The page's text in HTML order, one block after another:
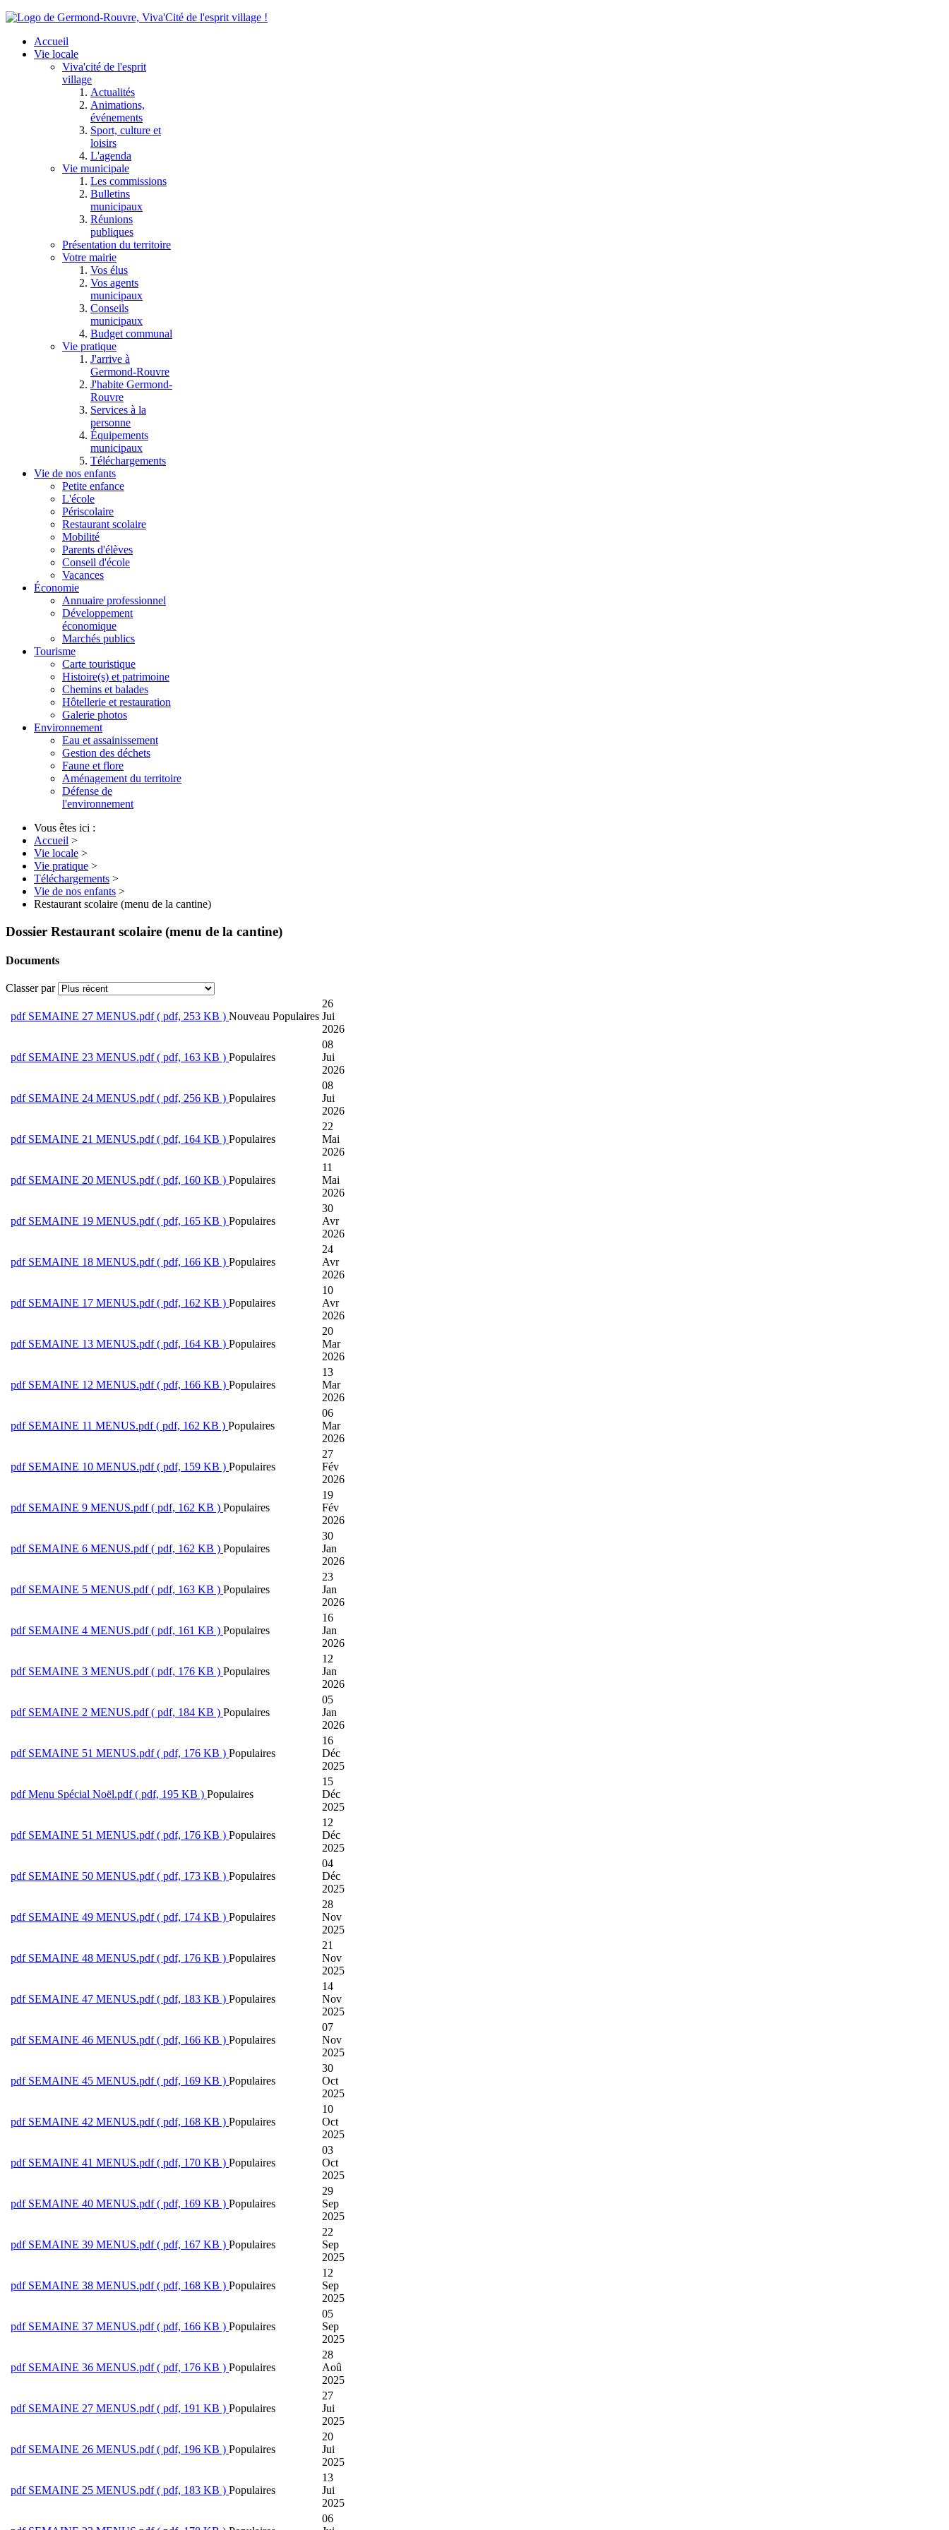
Accueil
Vie locale
Viva'cité de l'esprit
village
Actualités
Animations,
événements
Sport, culture et
loisirs
L'agenda
Vie municipale
Les commissions
Bulletins
municipaux
Réunions
publiques
Présentation du territoire
Votre mairie
Vos élus
Vos agents
municipaux
Conseils
municipaux
Budget communal
Vie pratique
J'arrive à
Germond-Rouvre
J'habite Germond-
Rouvre
Services à la
personne
Équipements
municipaux
Téléchargements
Vie de nos enfants
Petite enfance
L'école
Périscolaire
Restaurant scolaire
Mobilité
Parents d'élèves
Conseil d'école
Vacances
Économie
Annuaire professionnel
Développement
économique
Marchés publics
Tourisme
Carte touristique
Histoire(s) et patrimoine
Chemins et balades
Hôtellerie et restauration
Galerie photos
Environnement
Eau et assainissement
Gestion des déchets
Faune et flore
Aménagement du territoire
Défense de
l'environnement
Vous êtes ici :
Accueil >
Vie locale >
Vie pratique >
Téléchargements >
Vie de nos enfants >
Restaurant scolaire (menu de la cantine)
Dossier Restaurant scolaire (menu de la cantine)
Documents
Classer par
pdf SEMAINE 27 MENUS.pdf ( pdf, 253 KB ) Nouveau Populaires
26
Jui
2026
pdf SEMAINE 23 MENUS.pdf ( pdf, 163 KB ) Populaires
08
Jui
2026
pdf SEMAINE 24 MENUS.pdf ( pdf, 256 KB ) Populaires
08
Jui
2026
pdf SEMAINE 21 MENUS.pdf ( pdf, 164 KB ) Populaires
22
Mai
2026
pdf SEMAINE 20 MENUS.pdf ( pdf, 160 KB ) Populaires
11
Mai
2026
pdf SEMAINE 19 MENUS.pdf ( pdf, 165 KB ) Populaires
30
Avr
2026
pdf SEMAINE 18 MENUS.pdf ( pdf, 166 KB ) Populaires
24
Avr
2026
pdf SEMAINE 17 MENUS.pdf ( pdf, 162 KB ) Populaires
10
Avr
2026
pdf SEMAINE 13 MENUS.pdf ( pdf, 164 KB ) Populaires
20
Mar
2026
pdf SEMAINE 12 MENUS.pdf ( pdf, 166 KB ) Populaires
13
Mar
2026
pdf SEMAINE 11 MENUS.pdf ( pdf, 162 KB ) Populaires
06
Mar
2026
pdf SEMAINE 10 MENUS.pdf ( pdf, 159 KB ) Populaires
27
Fév
2026
pdf SEMAINE 9 MENUS.pdf ( pdf, 162 KB ) Populaires
19
Fév
2026
pdf SEMAINE 6 MENUS.pdf ( pdf, 162 KB ) Populaires
30
Jan
2026
pdf SEMAINE 5 MENUS.pdf ( pdf, 163 KB ) Populaires
23
Jan
2026
pdf SEMAINE 4 MENUS.pdf ( pdf, 161 KB ) Populaires
16
Jan
2026
pdf SEMAINE 3 MENUS.pdf ( pdf, 176 KB ) Populaires
12
Jan
2026
pdf SEMAINE 2 MENUS.pdf ( pdf, 184 KB ) Populaires
05
Jan
2026
pdf SEMAINE 51 MENUS.pdf ( pdf, 176 KB ) Populaires
16
Déc
2025
pdf Menu Spécial Noël.pdf ( pdf, 195 KB ) Populaires
15
Déc
2025
pdf SEMAINE 51 MENUS.pdf ( pdf, 176 KB ) Populaires
12
Déc
2025
pdf SEMAINE 50 MENUS.pdf ( pdf, 173 KB ) Populaires
04
Déc
2025
pdf SEMAINE 49 MENUS.pdf ( pdf, 174 KB ) Populaires
28
Nov
2025
pdf SEMAINE 48 MENUS.pdf ( pdf, 176 KB ) Populaires
21
Nov
2025
pdf SEMAINE 47 MENUS.pdf ( pdf, 183 KB ) Populaires
14
Nov
2025
pdf SEMAINE 46 MENUS.pdf ( pdf, 166 KB ) Populaires
07
Nov
2025
pdf SEMAINE 45 MENUS.pdf ( pdf, 169 KB ) Populaires
30
Oct
2025
pdf SEMAINE 42 MENUS.pdf ( pdf, 168 KB ) Populaires
10
Oct
2025
pdf SEMAINE 41 MENUS.pdf ( pdf, 170 KB ) Populaires
03
Oct
2025
pdf SEMAINE 40 MENUS.pdf ( pdf, 169 KB ) Populaires
29
Sep
2025
pdf SEMAINE 39 MENUS.pdf ( pdf, 167 KB ) Populaires
22
Sep
2025
pdf SEMAINE 38 MENUS.pdf ( pdf, 168 KB ) Populaires
12
Sep
2025
pdf SEMAINE 37 MENUS.pdf ( pdf, 166 KB ) Populaires
05
Sep
2025
pdf SEMAINE 36 MENUS.pdf ( pdf, 176 KB ) Populaires
28
Aoû
2025
pdf SEMAINE 27 MENUS.pdf ( pdf, 191 KB ) Populaires
27
Jui
2025
pdf SEMAINE 26 MENUS.pdf ( pdf, 196 KB ) Populaires
20
Jui
2025
pdf SEMAINE 25 MENUS.pdf ( pdf, 183 KB ) Populaires
13
Jui
2025
06